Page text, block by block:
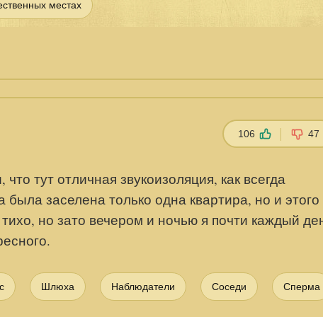
местах
тут отличная звукоизоляция, как всегда
заселена только одна квартира, но и этого
но зато вечером и ночью я почти каждый
106 47
Шлюха Наблюдатели Соседи Сперма